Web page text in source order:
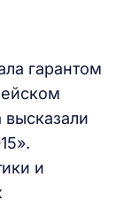
гарантом
и